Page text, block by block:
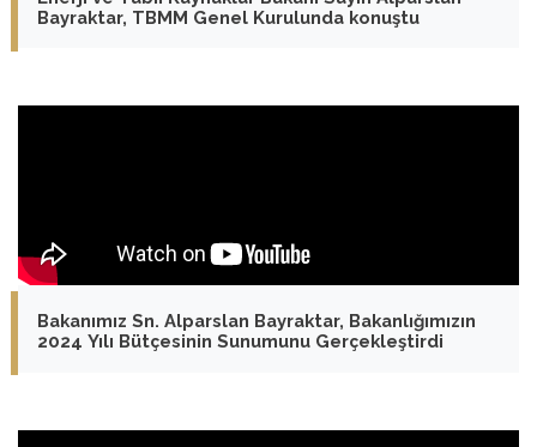
Bayraktar, TBMM Genel Kurulunda konuştu
Bakanımız Sn. Alparslan Bayraktar, Bakanlığımızın
2024 Yılı Bütçesinin Sunumunu Gerçekleştirdi